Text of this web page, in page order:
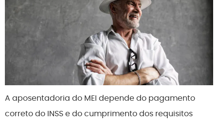
A aposentadoria do MEI depende do pagamento
correto do INSS e do cumprimento dos requisitos